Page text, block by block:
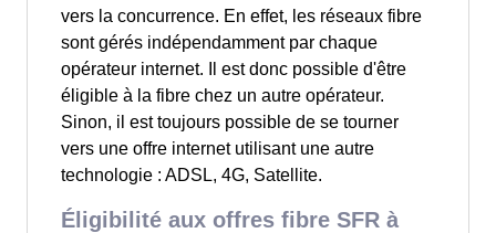
vers la concurrence. En effet, les réseaux fibre
sont gérés indépendamment par chaque
opérateur internet. Il est donc possible d'être
éligible à la fibre chez un autre opérateur.
Sinon, il est toujours possible de se tourner
vers une offre internet utilisant une autre
technologie : ADSL, 4G, Satellite.
Éligibilité aux offres fibre SFR à